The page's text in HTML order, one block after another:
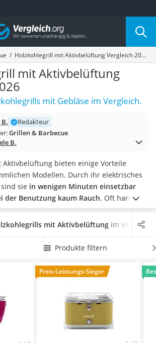
nach Kategorie
Elektrostart
Holzkohlegrill mit Aktivbelüftung Vergleich 2026
mit Aktivbelüftung
mit Gebläse im Vergleich.
Redakteur
Grillen & Barbecue
B.
Aktivbelüftung bieten einige Vorteile
Modellen. Durch ihr elektrisches
sie in wenigen Minuten einsetzbar
der Benutzung kaum Rauch. Oft handelt
Tischgrills.Wer hin und wieder
im Test hatte, weiß, dass ein
Sie wollen, dass beim Grillen kein Fett
hat uns hier im August 2026
LotusGrill Kohlegrill Serie 435 XL
mit Aktivbelüftung im Vergleich
Produkte filtern
Preis-Leistungs-Sieger